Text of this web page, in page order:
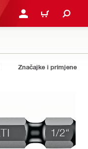
PRIJAVI SE ILI SE
KOŠARICA
Značajke i primjene